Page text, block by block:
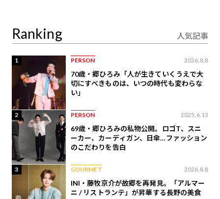
Ranking 人気記事
1 PERSON 2026.8.8
70歳・郷ひろみ「人が生きていくうえで大
切にすべきものは、いつの時代も変わらな
い」
2 PERSON 2025.6.13
69歳・郷ひろみの私物公開。ロゴT、スニ
ーカー、カーディガン、日傘…ファッション
のこだわりを告白
3 GOURMET 2026.8.8
INI・藤牧京介が故郷を再発見。「アルマー
ニ / リストランテ」が昇華する長野の美食